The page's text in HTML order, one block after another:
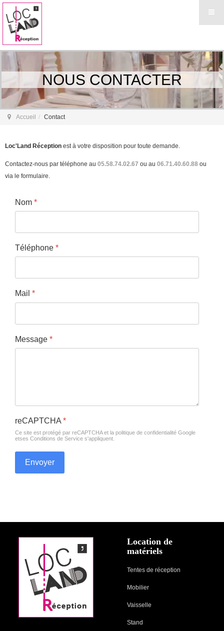
NOUS CONTACTER
Accueil Contact
Loc'Land Réception est à votre disposition pour toute demande.
Contactez-nous par téléphone au 05.58.74.02.67 ou au 06.71.40.60.88 ou
via le formulaire.
Nom *
Téléphone *
Mail *
Message *
reCAPTCHA *
Ce site est protégé par reCAPTCHA et la politique de confidentialité Google
etses Conditions de Service s'appliquent.
Envoyer
Location de
matériels
Tentes de réception
Mobilier
Vaisselle
Stand